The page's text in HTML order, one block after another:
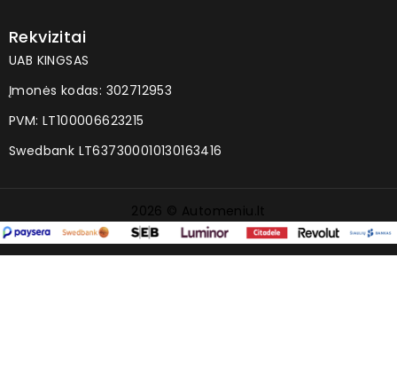
Rekvizitai
UAB KINGSAS
Įmonės kodas: 302712953
PVM: LT100006623215
Swedbank LT637300010130163416
2026 © Automeniu.lt